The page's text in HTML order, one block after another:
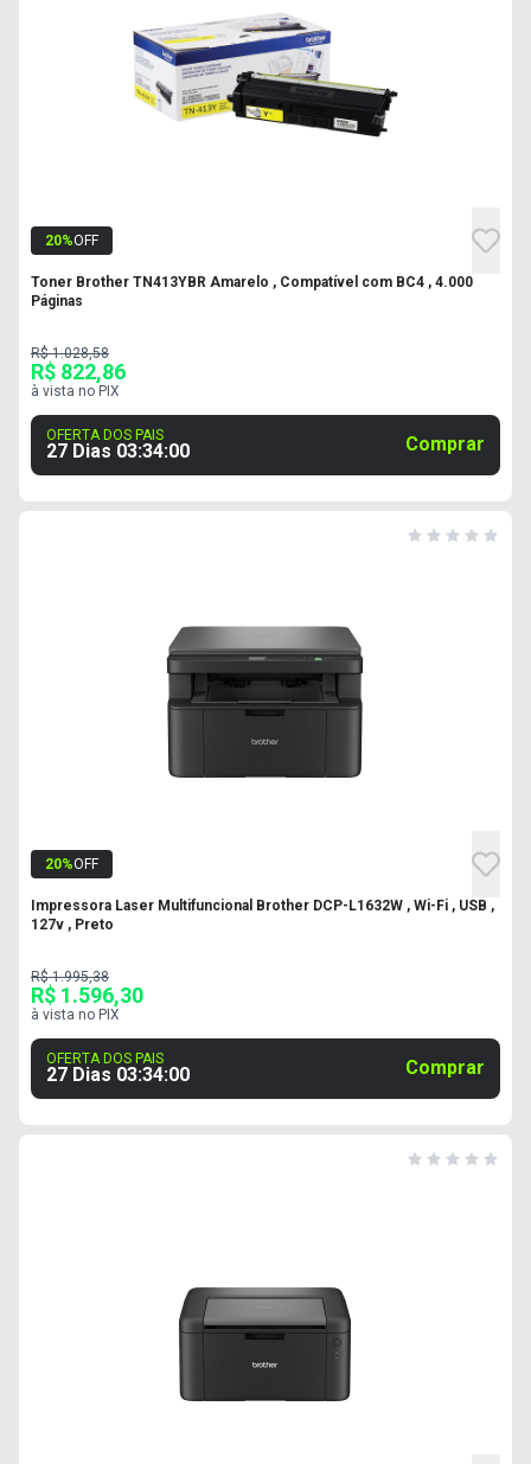
20%OFF
Toner Brother TN413YBR Amarelo , Compatível com BC4 , 4.000
Páginas
R$ 1.028,58
R$ 822,86
à vista no PIX
OFERTA DOS PAIS
27 Dias 03:33:59 Comprar
20%OFF
Impressora Laser Multifuncional Brother DCP-L1632W , Wi-Fi , USB ,
127v , Preto
R$ 1.995,38
R$ 1.596,30
à vista no PIX
OFERTA DOS PAIS
27 Dias 03:33:59 Comprar